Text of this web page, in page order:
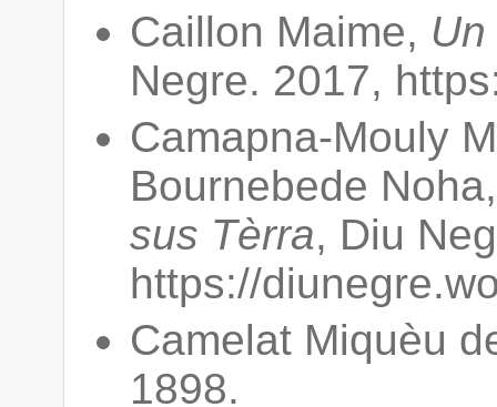
Caillon Maime,
Negre. 2017,
Camapna-Mouly
Bournebede
sus Tèrra, Diu
https://
Camelat Miquèu
1898.